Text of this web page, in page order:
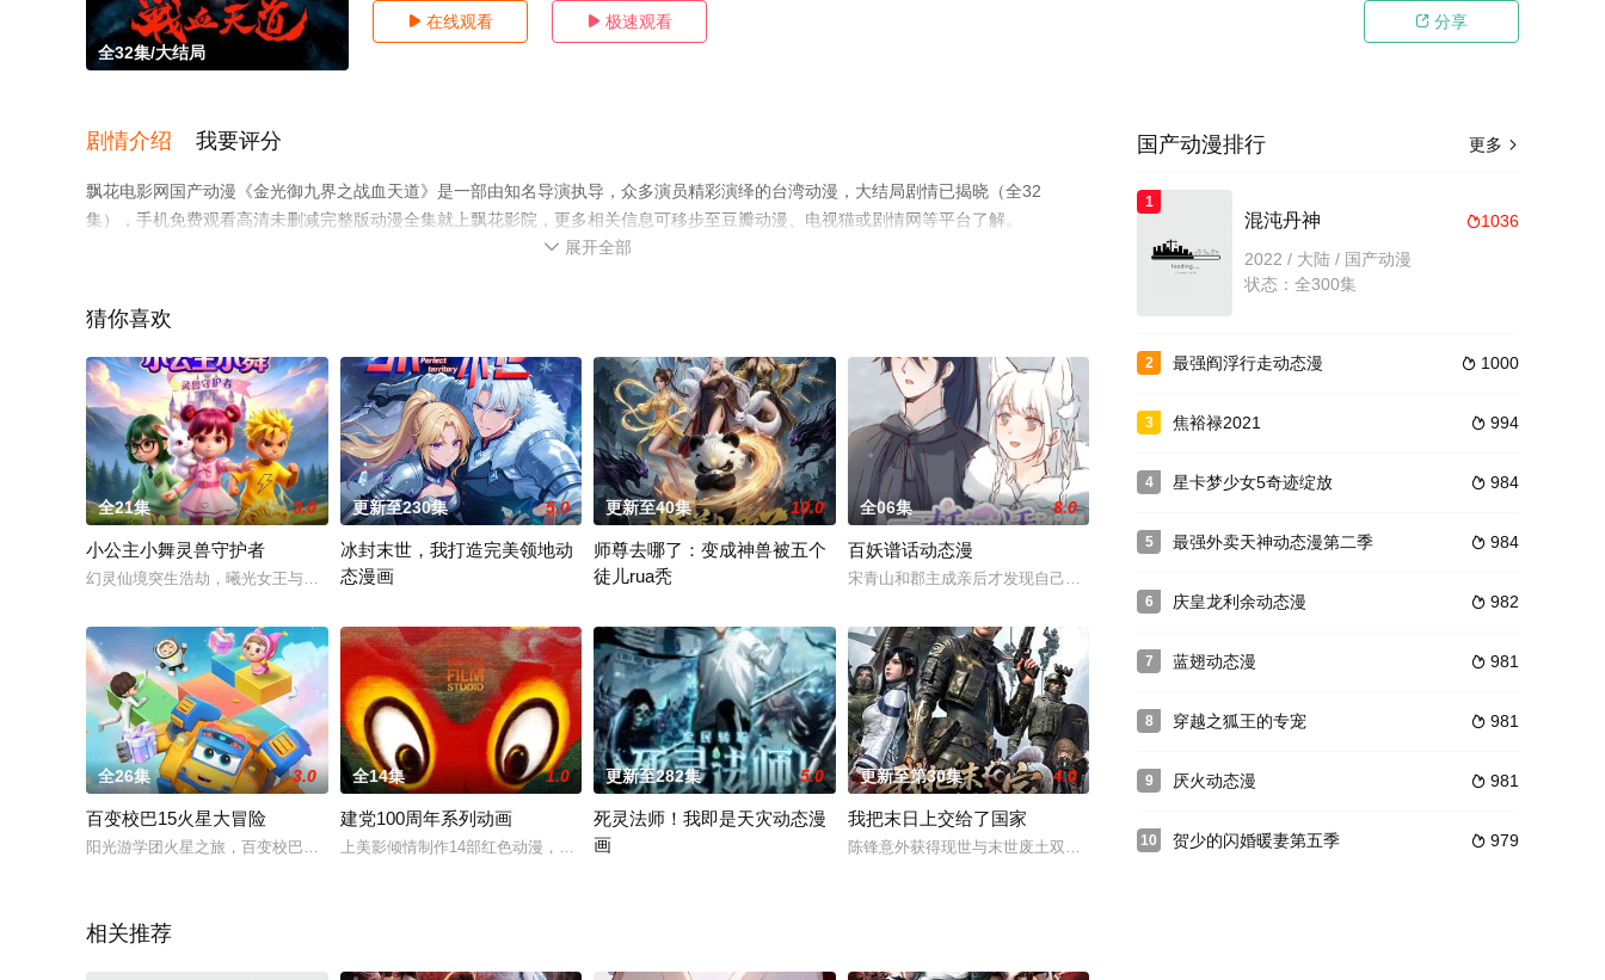
全32集/大结局
 在线观看  极速观看  分享
剧情介绍 我要评分
飘花电影网国产动漫《金光御九界之战血天道》是一部由知名导演执导，众多演员精彩演绎的台湾动漫，大结局剧情已揭晓（全32
集），手机免费观看高清未删减完整版动漫全集就上飘花影院，更多相关信息可移步至豆瓣动漫、电视猫或剧情网等平台了解。
。
 展开全部
猜你喜欢
全21集 3.0
小公主小舞灵兽守护者
幻灵仙境突生浩劫，曦光女王与反派月影展开激战，仙境灵兽惨遭魔化，世界濒临崩塌。危机蔓延至现实世界，少女小舞与柔柔意外遭遇魔化灵兽袭
更新至230集 5.0
冰封末世，我打造完美领地动
态漫画
游戏《冰封纪元》降临现实，零下70度只靠一座篝火。曹星激活唯一SSS级“永恒之力”，囤粮炼钢建圣城，召异族造机甲，在冰封末世打造出
更新至40集 10.0
师尊去哪了：变成神兽被五个
徒儿rua秃
渡劫期魔尊白泽渡劫失败，竟重生为青云宗一只毫无灵力的熊猫幼崽！绑定三界羁绊系统，需靠徒弟爱慕值才能恢复人身。他被迫卖萌躺平，被五位
全06集 8.0
百妖谱话动态漫
宋青山和郡主成亲后才发现自己的最爱是竹雪，逐渐回忆起与竹雪相知相识的点点滴滴，竹雪与宋青山年少相
全26集 3.0
百变校巴15火星大冒险
阳光游学团火星之旅，百变校巴带领大家探索了独特的火星地理环境、见识了神奇的火星自然景象。没想到火星上还存在着许多非同一般的人造天穹
全14集 1.0
建党100周年系列动画
上美影倾情制作14部红色动漫，祝贺党成立100周年。
更新至282集 5.0
死灵法师！我即是天灾动态漫
画
更新至第30集 4.0
我把末日上交给了国家
陈锋意外获得现世与末世废土双向穿越的能力，没有选择独行倒卖，而是带着丧尸样本与基因药剂主动向国家
相关推荐
更多 
国产动漫排行
1
1036
混沌丹神
2022 / 大陆 / 国产动漫
状态：全300集
2  1000
最强阎浮行走动态漫
3  994
焦裕禄2021
4  984
星卡梦少女5奇迹绽放
5  984
最强外卖天神动态漫第二季
6  982
庆皇龙利余动态漫
7  981
蓝翅动态漫
8  981
穿越之狐王的专宠
9  981
厌火动态漫
10  979
贺少的闪婚暖妻第五季